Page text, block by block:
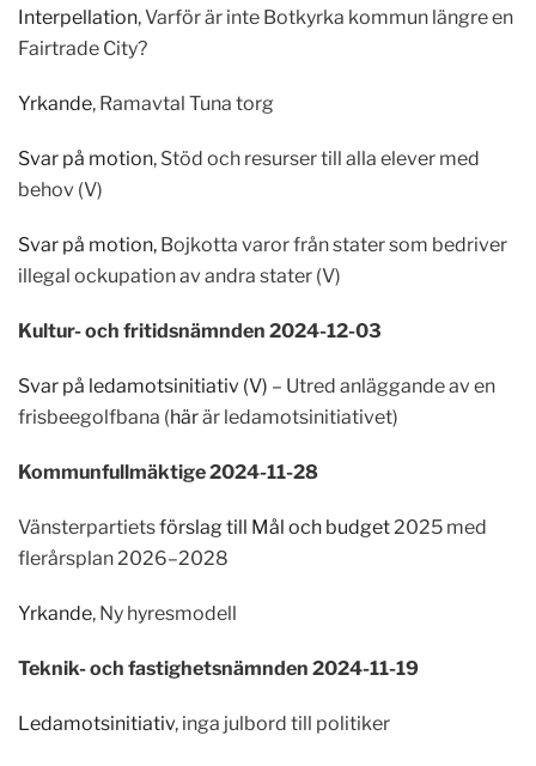
Interpellation, Varför är inte Botkyrka kommun längre en
Fairtrade City?
Yrkande, Ramavtal Tuna torg
Svar på motion, Stöd och resurser till alla elever med
behov (V)
Svar på motion, Bojkotta varor från stater som bedriver
illegal ockupation av andra stater (V)
Kultur- och fritidsnämnden 2024-12-03
Svar på ledamotsinitiativ (V) – Utred anläggande av en
frisbeegolfbana (härär ledamotsinitiativet)
Kommunfullmäktige 2024-11-28
Vänsterpartietsförslag till Mål och budget2025 med
flerårsplan 2026–2028
Yrkande, Ny hyresmodell
Teknik- och fastighetsnämnden 2024-11-19
Ledamotsinitiativ, inga julbord till politiker